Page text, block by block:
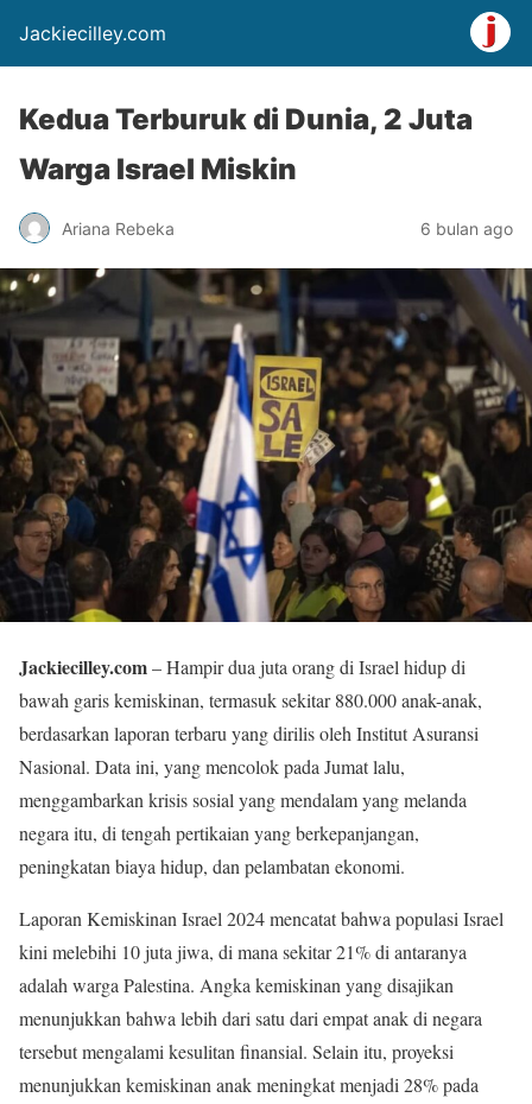
Jackiecilley.com
Kedua Terburuk di Dunia, 2 Juta
Warga Israel Miskin
Ariana Rebeka 6 bulan ago
Jackiecilley.com– Hampir dua juta orang di Israel hidup di
bawah garis kemiskinan, termasuk sekitar 880.000 anak-anak,
berdasarkan laporan terbaru yang dirilis oleh Institut Asuransi
Nasional. Data ini, yang mencolok pada Jumat lalu,
menggambarkan krisis sosial yang mendalam yang melanda
negara itu, di tengah pertikaian yang berkepanjangan,
peningkatan biaya hidup, dan pelambatan ekonomi.
Laporan Kemiskinan Israel 2024 mencatat bahwa populasi Israel
kini melebihi 10 juta jiwa, di mana sekitar 21% di antaranya
adalah warga Palestina. Angka kemiskinan yang disajikan
menunjukkan bahwa lebih dari satu dari empat anak di negara
tersebut mengalami kesulitan finansial. Selain itu, proyeksi
menunjukkan kemiskinan anak meningkat menjadi 28% pada